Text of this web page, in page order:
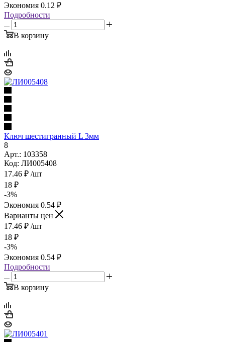
Экономия 0.12 ₽
Подробности
В корзину
Ключ шестигранный L 3мм
8
Арт.: 103358
Код: ЛИ005408
17.46 ₽ /шт
18 ₽
-3%
Экономия 0.54 ₽
Варианты цен
17.46 ₽ /шт
18 ₽
-3%
Экономия 0.54 ₽
Подробности
В корзину